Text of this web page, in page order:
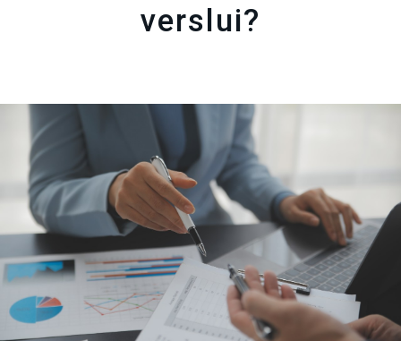
verslui?